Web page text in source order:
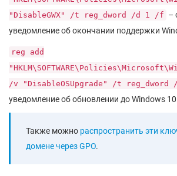
"DisableGWX" /t reg_dword /d 1 /f –
уведомление об окончании поддержки
reg add
/v "DisableOSUpgrade" /t
уведомление об обновлении до Windows 10
Также можно распространить эти
домене через GPO.